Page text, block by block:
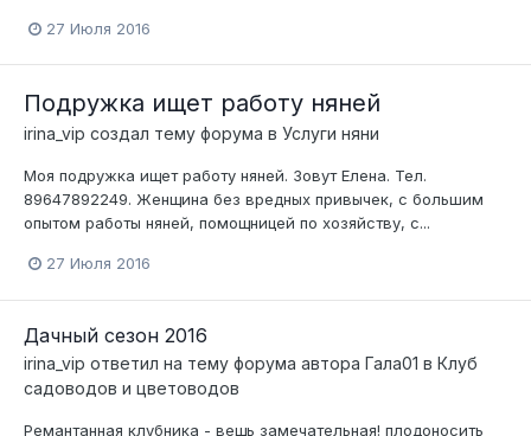
27 Июля 2016
Подружка ищет работу няней
irina_vip создал тему форума в Услуги няни
Моя подружка ищет работу няней. Зовут Елена. Тел.
89647892249. Женщина без вредных привычек, с большим
опытом работы няней, помощницей по хозяйству, с...
27 Июля 2016
Дачный сезон 2016
irina_vip ответил на тему форума автора Гала01 в Клуб
садоводов и цветоводов
Ремантанная клубника - вещь замечательная! плодоносить